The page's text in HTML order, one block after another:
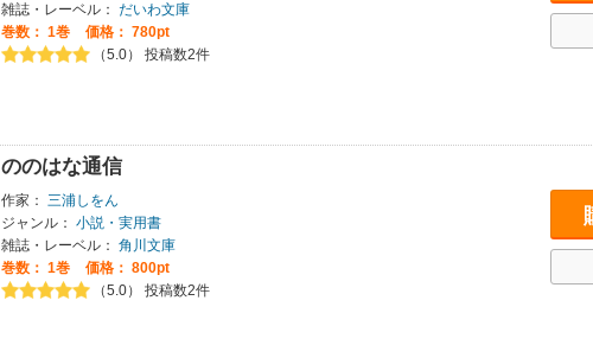
雑誌・レーベル： だいわ文庫
巻数： 1巻
価格： 780pt
（5.0） 投稿数2件
ののはな通信
作家： 三浦しをん
ジャンル： 小説・実用書
雑誌・レーベル： 角川文庫
巻数： 1巻
価格： 800pt
（5.0） 投稿数2件